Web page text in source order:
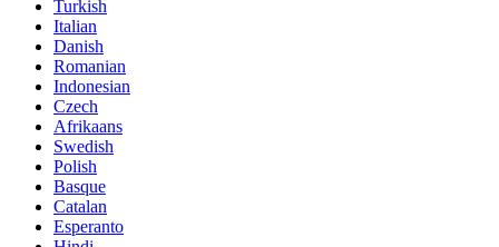
Turkish
Italian
Danish
Romanian
Indonesian
Czech
Afrikaans
Swedish
Polish
Basque
Catalan
Esperanto